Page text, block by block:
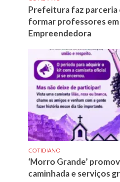
Prefeitura faz parceria
formar professores em
Empreendedora
COTIDIANO
‘Morro Grande’
caminhada e serviços